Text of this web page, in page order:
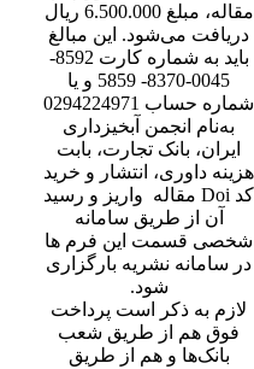
مقاله، مبلغ 6.500.000 ریال
دریافت می‌شود. این مبالغ
باید به شماره کارت 8592-
0045-8370- 5859 و یا
شماره حساب 0294224971
به‌نام انجمن آبخیزداری
ایران، بانک تجارت، بابت
هزینه داوری، انتشار و خرید
کد Doi مقاله واریز و رسید
آن از طریق سامانه
شخصی قسمت این فرم ها
در سامانه نشریه بارگزاری
شود.
لازم به ذکر است پرداخت
فوق هم از طریق شعب
بانک‌‌ها و هم از طریق